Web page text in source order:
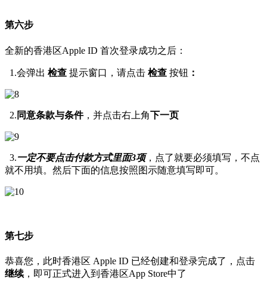
第六步
全新的香港区Apple ID 首次登录成功之后：
1.会弹出 检查 提示窗口，请点击 检查 按钮 ：
2. 同意条款与条件，并点击右上角下一页
3.一定不要点击付款方式里面3项，点了就要必须填写，不点
就不用填。然后下面的信息按照图示随意填写即可。
第七步
恭喜您，此时香港区 Apple ID 已经创建和登录完成了，点击
继续，即可正式进入到香港区App Store中了